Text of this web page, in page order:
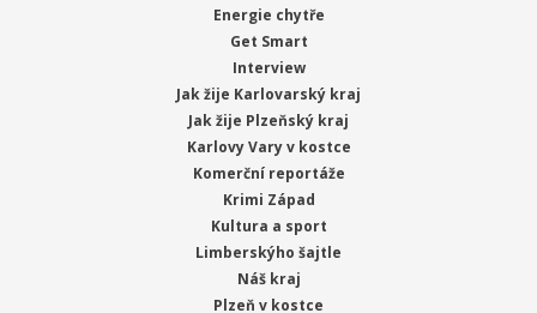
Energie chytře
Get Smart
Interview
Jak žije Karlovarský kraj
Jak žije Plzeňský kraj
Karlovy Vary v kostce
Komerční reportáže
Krimi Západ
Kultura a sport
Limberskýho šajtle
Náš kraj
Plzeň v kostce